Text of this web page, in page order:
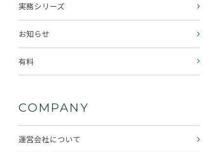
実務シリーズ
お知らせ
有料
COMPANY
運営会社について